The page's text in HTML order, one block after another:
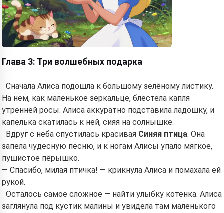
Глава 3: Три волшебных подарка
Сначала Алиса подошла к большому зелёному листику.
На нём, как маленькое зеркальце, блестела капля
утренней росы. Алиса аккуратно подставила ладошку, и
капелька скатилась к ней, сияя на солнышке.
Вдруг с неба спустилась красивая Синяя птица. Она
запела чудесную песню, и к ногам Алисы упало мягкое,
пушистое пёрышко.
— Спасибо, милая птичка! — крикнула Алиса и помахала ей
рукой.
Осталось самое сложное — найти улыбку котёнка. Алиса
заглянула под кустик малины и увидела там маленького
Read a story
By starting to use the service, you accept: